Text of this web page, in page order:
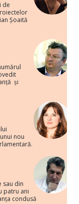
de
Șoaită
și
nou
sau din
patru ani
condusă